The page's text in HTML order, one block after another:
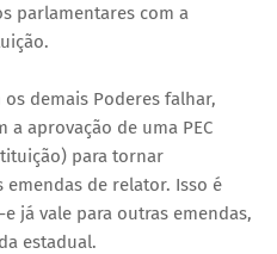
parlamentares com a
demais Poderes falhar,
a aprovação de uma PEC
para tornar
de relator. Isso é
já vale para outras emendas,
estadual.